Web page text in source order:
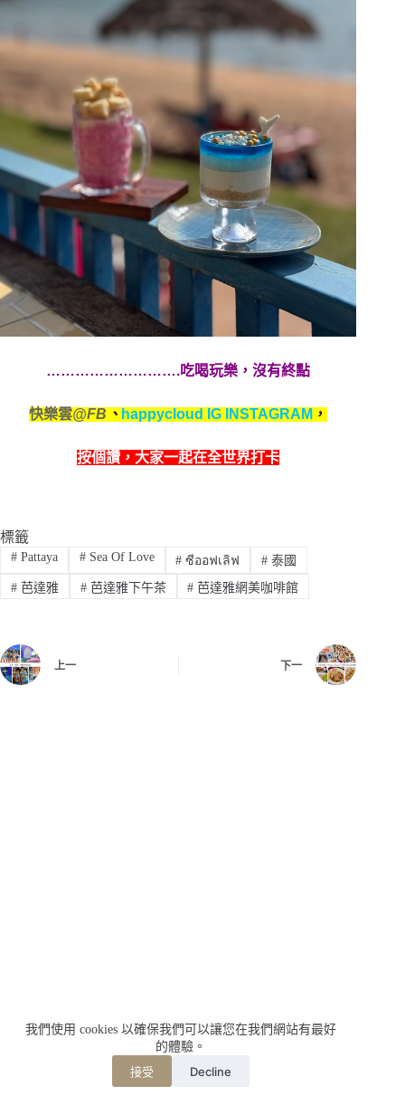
我們使用 cookies 以確保我們可以讓您在我們網站有最好
的體驗。
接受 Decline
……………………….吃喝玩樂，沒有終點
快樂雲@FB 、 happycloud IG INSTAGRAM ，
按個讚， 大家一起在全世界打卡
標籤
#Pattaya #Sea Of Love # ซีออฟเลิฟ # 泰國
#芭達雅 #芭達雅下午茶 # 芭達雅網美咖啡館
上一 下一